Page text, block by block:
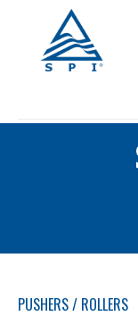
PUSHERS / ROLLERS